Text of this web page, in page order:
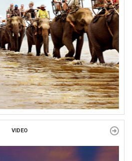
tổ chức chuỗi hoạt động chào mừng
đoàn Việt Nam (28/7/1929 –...
VIDEO